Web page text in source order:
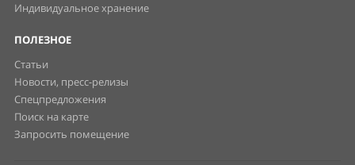
Индивидуальное хранение
ПОЛЕЗНОЕ
Статьи
Новости, пресс-релизы
Спецпредложения
Поиск на карте
Запросить помещение